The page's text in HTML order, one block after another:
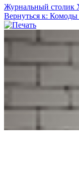
Журнальный столик
Вернуться к: